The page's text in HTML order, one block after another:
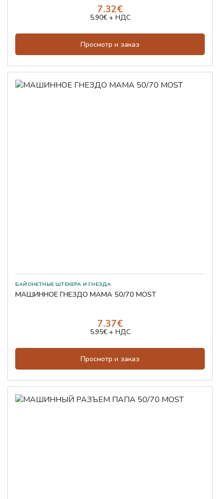
7.32€
5.90€ + НДС
Просмотр и заказ
БАЙОНЕТНЫЕ ШТЕКЕРА И ГНЕЗДА
МАШИННОЕ ГНЕЗДО МАМА 50/70 MOST
7.37€
5.95€ + НДС
Просмотр и заказ